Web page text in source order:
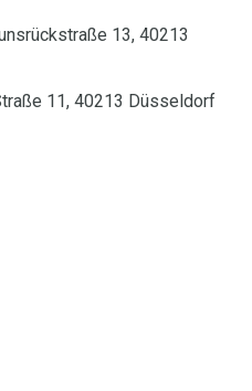
13, 40213
11, 40213 Düsseldorf